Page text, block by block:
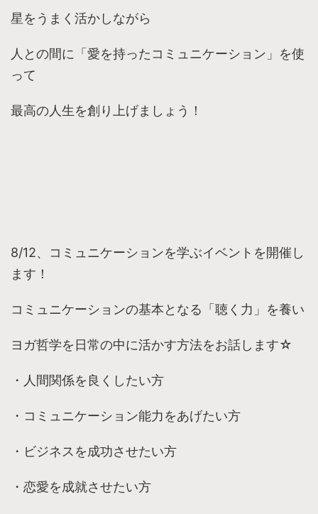
星をうまく活かしながら
人との間に「愛を持ったコミュニケーション」を使
って
最高の人生を創り上げましょう！
8/12、コミュニケーションを学ぶイベントを開催し
ます！
コミュニケーションの基本となる「聴く力」を養い
ヨガ哲学を日常の中に活かす方法をお話します☆
・人間関係を良くしたい方
・コミュニケーション能力をあげたい方
・ビジネスを成功させたい方
・恋愛を成就させたい方